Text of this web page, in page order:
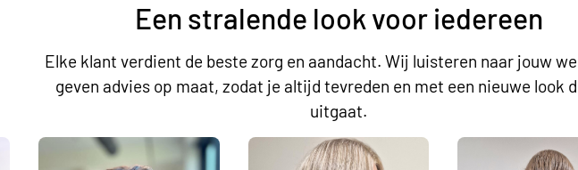
Een stralende look voor iedereen
Elke klant verdient de beste zorg en aandacht. Wij luisteren naar jouw
geven advies op maat, zodat je altijd tevreden en met een nieuwe look
uitgaat.